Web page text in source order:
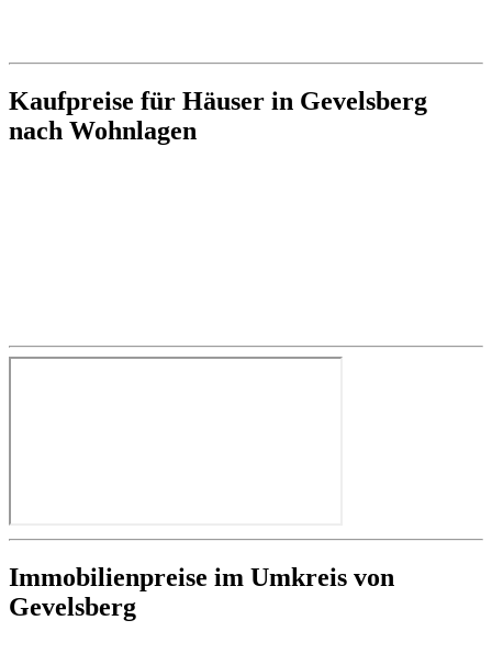
Kaufpreise für Häuser in Gevelsberg
nach Wohnlagen
Immobilienpreise im Umkreis von
Gevelsberg